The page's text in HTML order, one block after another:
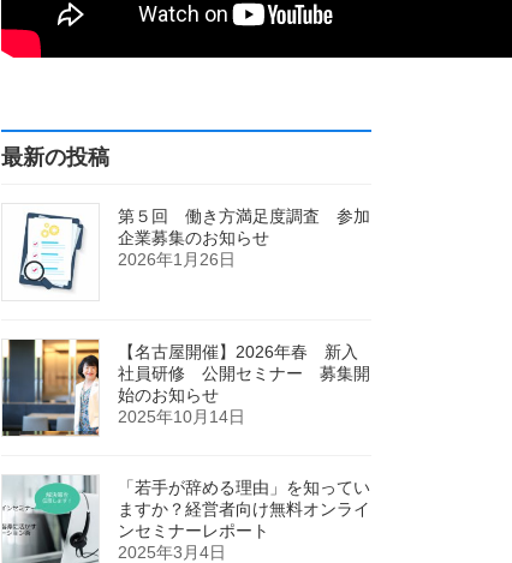
最新の投稿
第５回 働き方満足度調査 参加
企業募集のお知らせ
2026年1月26日
【名古屋開催】2026年春 新入
社員研修 公開セミナー 募集開
始のお知らせ
2025年10月14日
「若手が辞める理由」を知ってい
ますか？経営者向け無料オンライ
ンセミナーレポート
2025年3月4日